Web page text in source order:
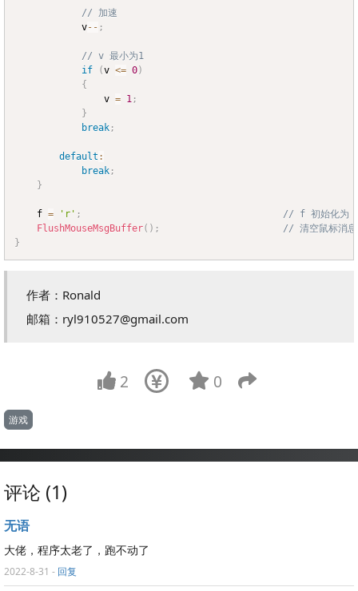
// 加速
			v
-- ;
// v 最小为1
if
(v <= 0)
{
				v
= 1 ;
}
break ;
default :
break ;
}
	f
= 'r' ;
// f 初始化为
FlushMouseMsgBuffer( ) ;
// 清空鼠标消息
}
作者：Ronald
邮箱：ryl910527@gmail.com
2 0
游戏
评论 (1)
无语
大佬，程序太老了，跑不动了
2022-8-31 - 回复